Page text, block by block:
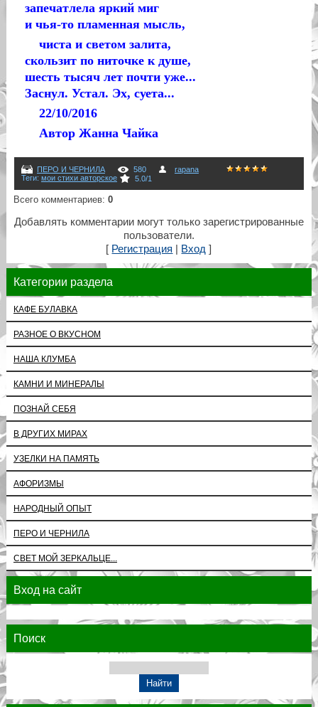
запечатлела яркий миг
и чья-то пламенная мысль,
чиста и светом залита,
скользит по ниточке к душе,
шесть тысяч лет почти уже...
Заснул. Устал. Эх, суета...
22/10/2016
Автор Жанна Чайка
ПЕРО И ЧЕРНИЛА 580
rapana
Теги: мои стихи авторское 5.0/1
Всего комментариев: 0
Добавлять комментарии могут только зарегистрированные
пользователи.
[ Регистрация Вход ]
Категории раздела
КАФЕ БУЛАВКА
РАЗНОЕ О ВКУСНОМ
НАША КЛУМБА
КАМНИ И МИНЕРАЛЫ
ПОЗНАЙ СЕБЯ
В ДРУГИХ МИРАХ
УЗЕЛКИ НА ПАМЯТЬ
АФОРИЗМЫ
НАРОДНЫЙ ОПЫТ
ПЕРО И ЧЕРНИЛА
СВЕТ МОЙ ЗЕРКАЛЬЦЕ...
Вход на сайт
Поиск